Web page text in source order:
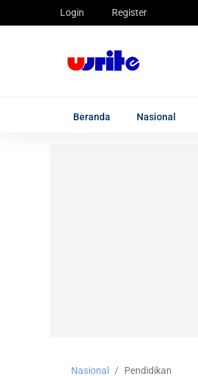
Login Register
Beranda Nasional
Nasional Pendidikan